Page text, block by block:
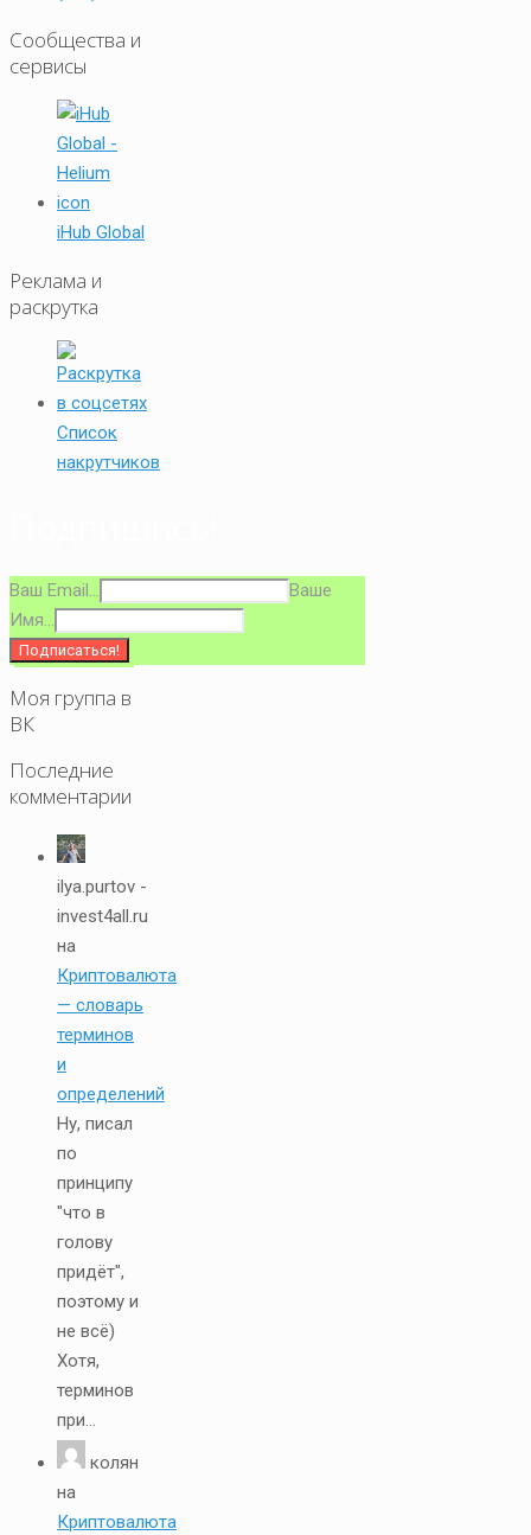
Сообщества и
сервисы
iHub Global
Реклама и
раскрутка
Список
накрутчиков
Ваш Email...
Ваше
Имя...
Моя группа в
ВК
Последние
комментарии
ilya.purtov -
invest4all.ru
на
Криптовалюта
— словарь
терминов
и
определений
Ну, писал
по
принципу
"что в
голову
придёт",
поэтому и
не всё)
Хотя,
терминов
при...
колян
на
Криптовалюта